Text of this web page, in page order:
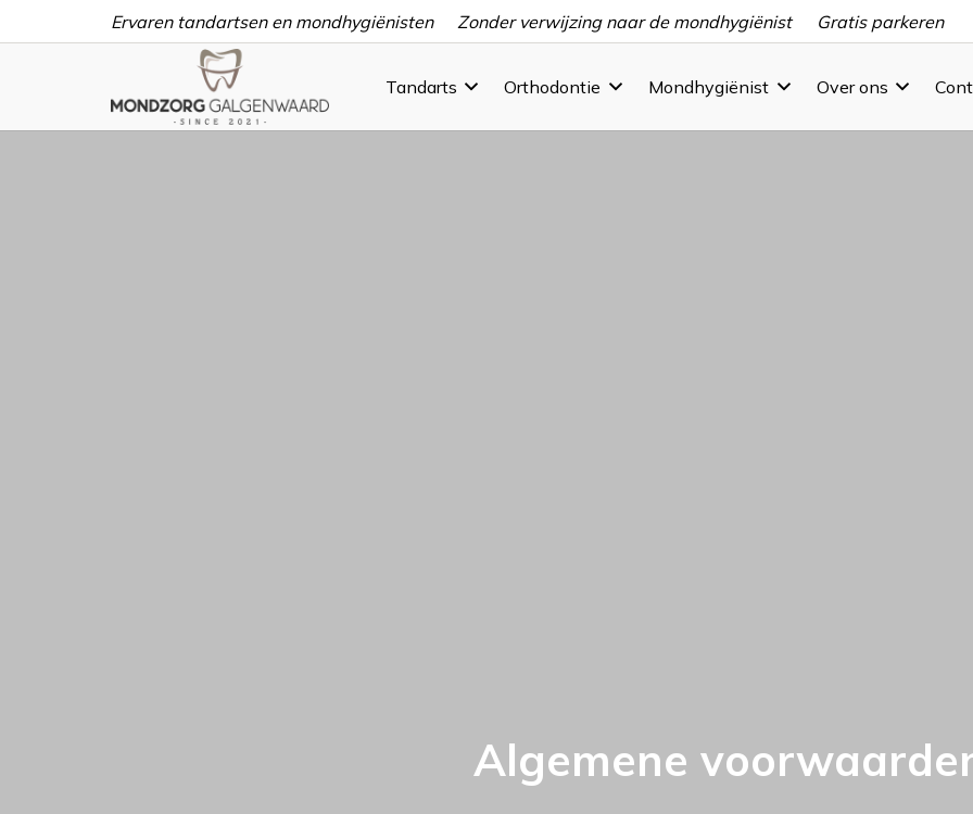
Ervaren tandartsen en mondhygiënisten Zonder verwijzing naar de mondhygiënist Gratis parkeren
Tandarts Orthodontie Mondhygiënist Over ons
Algemene